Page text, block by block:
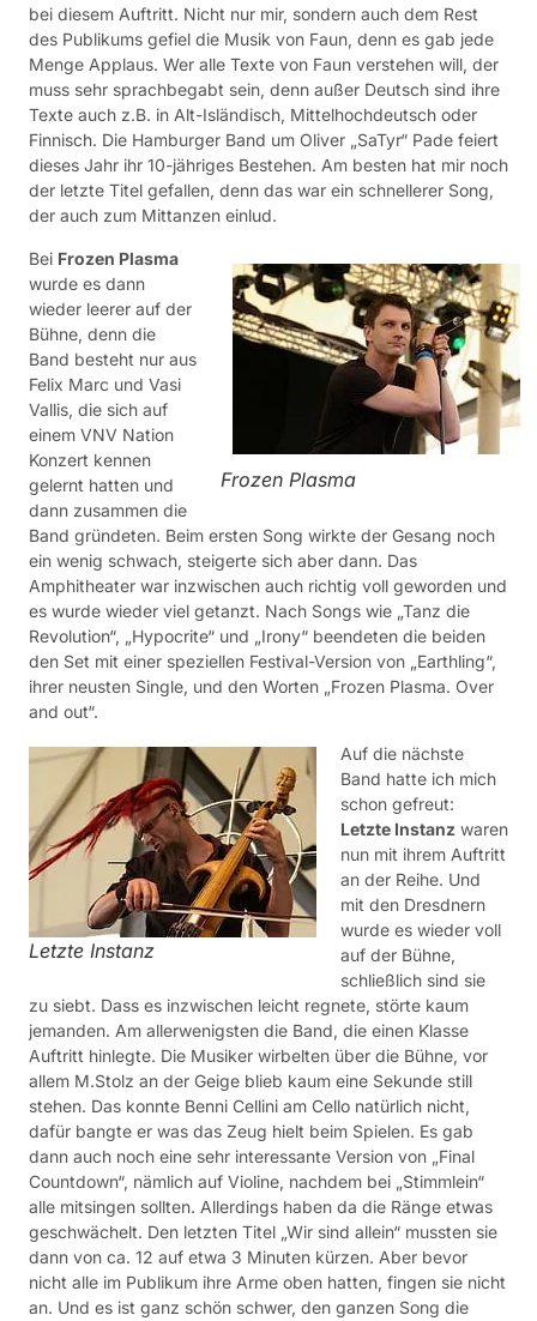
bei diesem Auftritt. Nicht nur mir, sondern auch dem Rest
des Publikums gefiel die Musik von Faun, denn es gab jede
Menge Applaus. Wer alle Texte von Faun verstehen will, der
muss sehr sprachbegabt sein, denn außer Deutsch sind ihre
Texte auch z.B. in Alt-Isländisch, Mittelhochdeutsch oder
Finnisch. Die Hamburger Band um Oliver „SaTyr“ Pade feiert
dieses Jahr ihr 10-jähriges Bestehen. Am besten hat mir noch
der letzte Titel gefallen, denn das war ein schnellerer Song,
der auch zum Mittanzen einlud.
Frozen Plasma
Bei Frozen Plasma
wurde es dann
wieder leerer auf der
Bühne, denn die
Band besteht nur aus
Felix Marc und Vasi
Vallis, die sich auf
einem VNV Nation
Konzert kennen
gelernt hatten und
dann zusammen die
Band gründeten. Beim ersten Song wirkte der Gesang noch
ein wenig schwach, steigerte sich aber dann. Das
Amphitheater war inzwischen auch richtig voll geworden und
es wurde wieder viel getanzt. Nach Songs wie „Tanz die
Revolution“, „Hypocrite“ und „Irony“ beendeten die beiden
den Set mit einer speziellen Festival-Version von „Earthling“,
ihrer neusten Single, und den Worten „Frozen Plasma. Over
and out“.
Letzte Instanz
Auf die nächste
Band hatte ich mich
schon gefreut:
Letzte Instanz waren
nun mit ihrem Auftritt
an der Reihe. Und
mit den Dresdnern
wurde es wieder voll
auf der Bühne,
schließlich sind sie
zu siebt. Dass es inzwischen leicht regnete, störte kaum
jemanden. Am allerwenigsten die Band, die einen Klasse
Auftritt hinlegte. Die Musiker wirbelten über die Bühne, vor
allem M.Stolz an der Geige blieb kaum eine Sekunde still
stehen. Das konnte Benni Cellini am Cello natürlich nicht,
dafür bangte er was das Zeug hielt beim Spielen. Es gab
dann auch noch eine sehr interessante Version von „Final
Countdown“, nämlich auf Violine, nachdem bei „Stimmlein“
alle mitsingen sollten. Allerdings haben da die Ränge etwas
geschwächelt. Den letzten Titel „Wir sind allein“ mussten sie
dann von ca. 12 auf etwa 3 Minuten kürzen. Aber bevor
nicht alle im Publikum ihre Arme oben hatten, fingen sie nicht
an. Und es ist ganz schön schwer, den ganzen Song die